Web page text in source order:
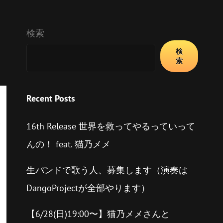
検索
検
索
Recent Posts
16th Release 世界を救ってやるっていって
んの！ feat. 猫乃メメ
生バンドで歌う人、募集します（演奏は
DangoProjectが全部やります）
【6/28(日)19:00〜】猫乃メメさんと